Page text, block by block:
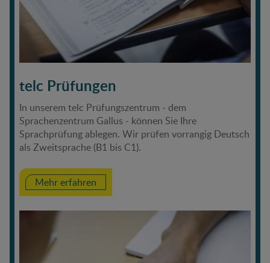
telc Prüfungen
In unserem telc Prüfungszentrum - dem
Sprachenzentrum Gallus - können Sie Ihre
Sprachprüfung ablegen. Wir prüfen vorrangig Deutsch
als Zweitsprache (B1 bis C1).
Mehr erfahren